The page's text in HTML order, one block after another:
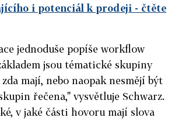
i potenciál k prodeji - čtěte
jednoduše popíše workflow
jsou tématické skupiny
mají, nebo naopak nesmějí být
řečena," vysvětluje Schwarz.
v jaké části hovoru mají slova